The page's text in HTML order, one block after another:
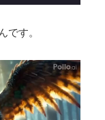
です。